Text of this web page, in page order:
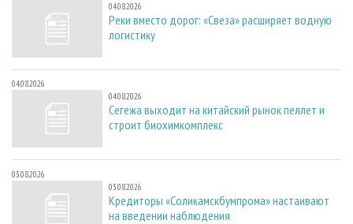
04.08.2026
Реки вместо дорог: «Свеза» расширяет водную
логистику
04.08.2026
04.08.2026
Сегежа выходит на китайский рынок пеллет и
строит биохимкомплекс
03.08.2026
03.08.2026
Кредиторы «Соликамскбумпрома» настаивают
на введении наблюдения